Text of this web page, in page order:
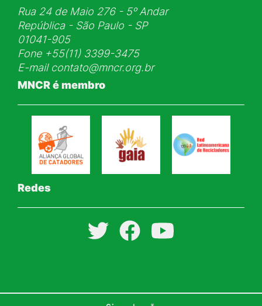
Rua 24 de Maio 276 - 5ᵒ Andar
República - São Paulo - SP
01041-905
Fone+55(11) 3399-3475
E-mail contato@mncr.org.br
MNCR é membro
Redes